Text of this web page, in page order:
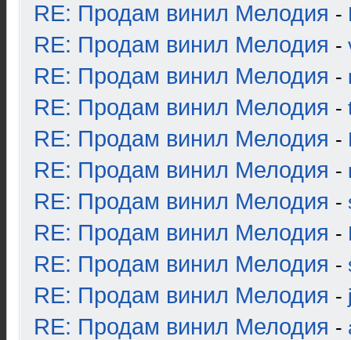
RE: Продам винил Мелодия -
RE: Продам винил Мелодия -
RE: Продам винил Мелодия -
RE: Продам винил Мелодия -
RE: Продам винил Мелодия -
RE: Продам винил Мелодия -
RE: Продам винил Мелодия -
RE: Продам винил Мелодия -
RE: Продам винил Мелодия -
RE: Продам винил Мелодия -
RE: Продам винил Мелодия -